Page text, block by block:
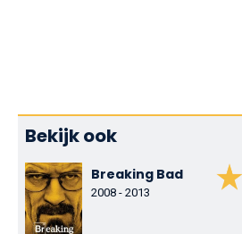
Bekijk ook
Breaking Bad
2008 - 2013